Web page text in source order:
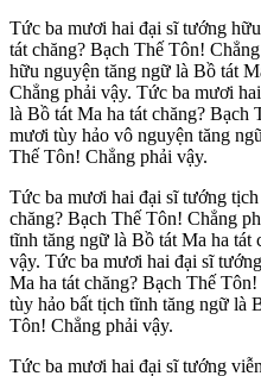
Tức ba mươi hai đại sĩ tướng
tát chăng? Bạch Thế Tôn!
hữu nguyện tăng ngữ là Bồ tát
Chẳng phải vậy. Tức ba mươi
là Bồ tát Ma ha tát chăng?
mươi tùy hảo vô nguyện tăng
Thế Tôn! Chẳng phải vậy.
Tức ba mươi hai đại sĩ tướng
chăng? Bạch Thế Tôn! Chẳng
tĩnh tăng ngữ là Bồ tát Ma ha tát
vậy. Tức ba mươi hai đại sĩ
Ma ha tát chăng? Bạch Thế
tùy hảo bất tịch tĩnh tăng ngữ là
Tôn! Chẳng phải vậy.
Tức ba mươi hai đại sĩ tướng